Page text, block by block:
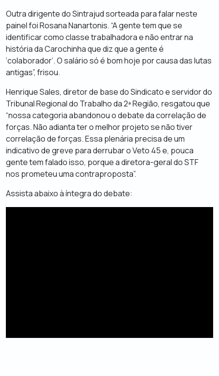
Outra dirigente do Sintrajud sorteada para falar neste
painel foi Rosana Nanartonis. “A gente tem que se
identificar como classe trabalhadora e não entrar na
história da Carochinha que diz que a gente é
‘colaborador’. O salário só é bom hoje por causa das lutas
antigas”, frisou.
Henrique Sales, diretor de base do Sindicato e servidor do
Tribunal Regional do Trabalho da 2ª Região, resgatou que
“nossa categoria abandonou o debate da correlação de
forças. Não adianta ter o melhor projeto se não tiver
correlação de forças. Essa plenária precisa de um
indicativo de greve para derrubar o Veto 45 e, pouca
gente tem falado isso, porque a diretora-geral do STF
nos prometeu uma contraproposta”.
Assista abaixo à íntegra do debate: